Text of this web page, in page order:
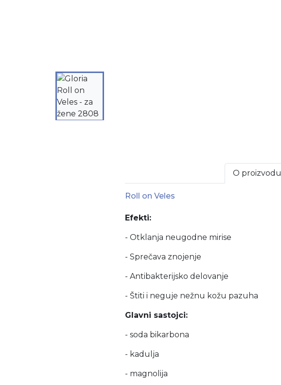
O proizvodu
Roll on Veles
Efekti:
- Otklanja neugodne mirise
- Sprečava znojenje
- Antibakterijsko delovanje
- Štiti i neguje nežnu kožu pazuha
Glavni sastojci:
- soda bikarbona
- kadulja
- magnolija